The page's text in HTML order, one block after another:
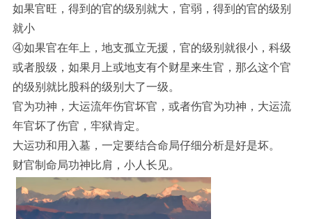
如果官旺，得到的官的级别就大，官弱，得到的官的级别
就小
④如果官在年上，地支孤立无援，官的级别就很小，科级
或者股级，如果月上或地支有个财星来生官，那么这个官
的级别就比股科的级别大了一级。
官为功神，大运流年伤官坏官，或者伤官为功神，大运流
年官坏了伤官，牢狱肯定。
大运功和用入墓，一定要结合命局仔细分析是好是坏。
财官制命局功神比肩，小人长见。